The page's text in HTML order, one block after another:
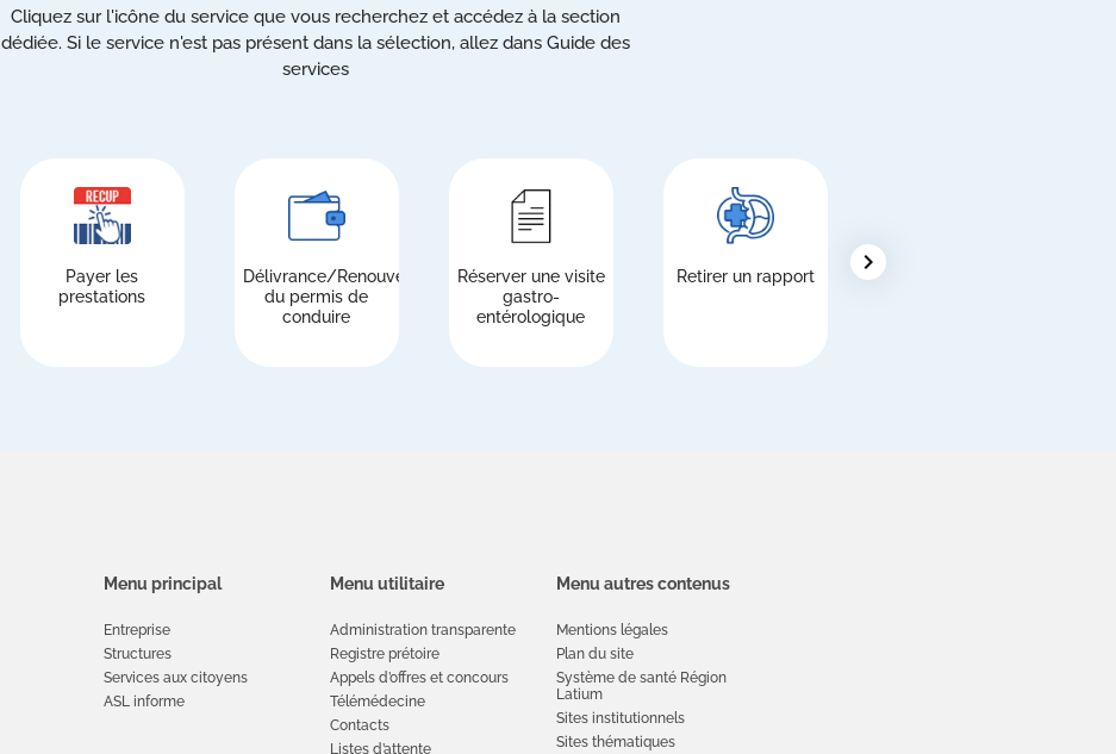
Cliquez sur l'icône du service que vous recherchez et accédez à la section
dédiée. Si le service n'est pas présent dans la sélection, allez dans Guide des
services
Payer les
prestations
Délivrance/Renouvellement
du permis de
conduire
Réserver une visite
gastro-
entérologique
Retirer un rapport chevron_right
Menu principal
Entreprise
Structures
Services aux citoyens
ASL informe
Menu utilitaire
Administration transparente
Registre prétoire
Appels d’offres et concours
Télémédecine
Contacts
Listes d’attente
Menu autres contenus
Mentions légales
Plan du site
Système de santé Région
Latium
Sites institutionnels
Sites thématiques